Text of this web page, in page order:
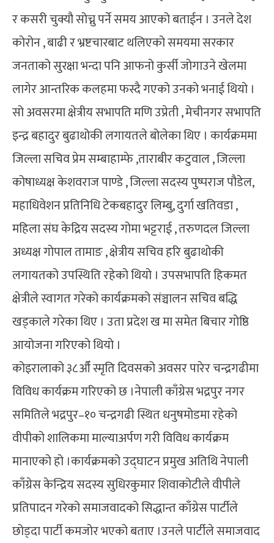
र कसरी चुक्यौ सोच्नु पर्ने समय आएको बताईन । उनले देश
कोरोन , बाढी र भ्रष्टचारबाट थलिएको समयमा सरकार
जनताको सुरक्षा भन्दा पनि आफनो कुर्सी जोगाउने खेलमा
लागेर आन्तरिक कलहमा फस्दै गएको उनको भनाई थियो ।
सो अवसरमा क्षेत्रीय सभापति मणि उप्रेती , मेचीनगर सभापति
इन्द्र बहादुर बुढाथोकी लगायतले बोलेका थिए । कार्यक्रममा
जिल्ला सचिव प्रेम सम्बाहाम्फे ,ताराबीर कटुवाल , जिल्ला
कोषाध्यक्ष केशवराज पाण्डे , जिल्ला सदस्य पुष्पराज पौडेल,
महाधिवेशन प्रतिनिधि टेकबहादुर लिम्बु, दुर्गा खतिवडा ,
महिला संघ केद्रिय सदस्य गोमा भट्टराई , तरुणदल जिल्ला
अध्यक्ष गोपाल तामाङ , क्षेत्रीय सचिव हरि बुढाथोकी
लगायतको उपस्थिति रहेको थियो । उपसभापति हिकमत
क्षेत्रीले स्वागत गरेको कार्यक्रमको संञ्चालन सचिव बद्धि
खड्काले गरेका थिए । उता प्रदेश ख मा समेत बिचार गोष्ठि
आयोजना गरिएको थियो ।
कोइरालाको ३८औँ स्मृति दिवसको अवसर पारेर चन्द्रगढीमा
विविध कार्यक्रम गरिएको छ ।नेपाली काँग्रेस भद्रपुर नगर
समितिले भद्रपुर–१० चन्द्रगढी स्थित धनुषमोडमा रहेको
वीपीको शालिकमा माल्याअर्पण गरी विविध कार्यक्रम
मानाएको हो ।कार्यक्रमको उद्घाटन प्रमुख अतिथि नेपाली
काँग्रेस केन्द्रिय सदस्य सुधिरकुमार शिवाकोटीले वीपीले
प्रतिपादन गरेको समाजवादको सिद्धान्त काँग्रेस पार्टीले
छोड्दा पार्टी कमजोर भएको बताए ।उनले पार्टीले समाजवाद